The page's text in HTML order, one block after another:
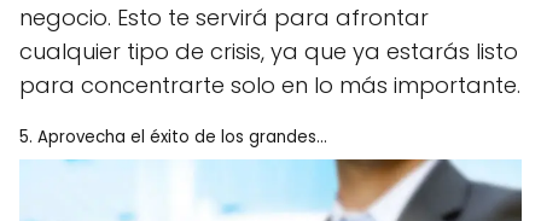
negocio. Esto te servirá para afrontar
cualquier tipo de crisis, ya que ya estarás listo
para concentrarte solo en lo más importante.
5. Aprovecha el éxito de los grandes...